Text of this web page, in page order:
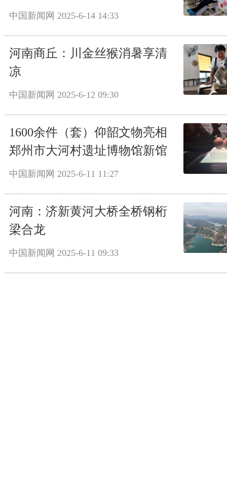
中国新闻网 2025-6-14 14:33
河南商丘：川金丝猴消暑享清
凉
中国新闻网 2025-6-12 09:30
1600余件（套）仰韶文物亮相
郑州市大河村遗址博物馆新馆
中国新闻网 2025-6-11 11:27
河南：济新黄河大桥全桥钢桁
梁合龙
中国新闻网 2025-6-11 09:33